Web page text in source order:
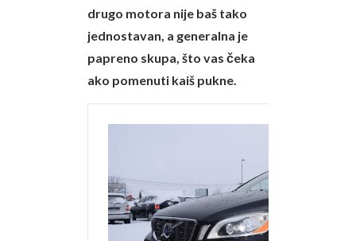
drugo motora nije baš tako
jednostavan, a generalna je
papreno skupa, što vas čeka
ako pomenuti kaiš pukne.